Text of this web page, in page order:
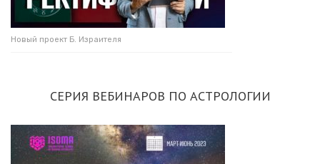
Новый проект Б. Израителя
СЕРИЯ ВЕБИНАРОВ ПО АСТРОЛОГИИ